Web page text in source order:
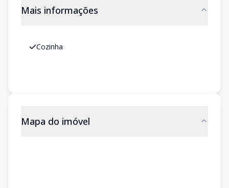
Mais informações
Cozinha
Mapa do imóvel